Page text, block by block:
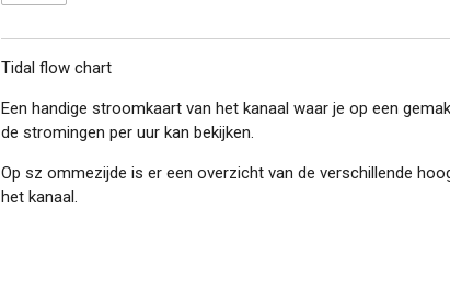
Tidal flow chart
Een handige stroomkaart van het kanaal waar je op een
de stromingen per uur kan bekijken.
Op sz ommezijde is er een overzicht van de verschillende
het kanaal.